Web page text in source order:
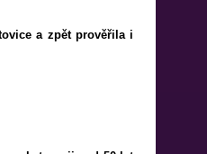
a zpět prověřila i